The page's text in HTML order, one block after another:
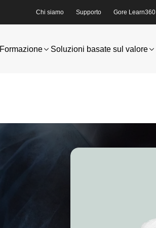
Chi siamo Supporto Gore Learn360
Formazione Soluzioni basate sul valore
Image